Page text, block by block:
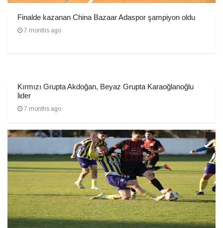
Finalde kazanan China Bazaar Adaspor şampiyon oldu
7 months ago
Kırmızı Grupta Akdoğan, Beyaz Grupta Karaoğlanoğlu
lider
7 months ago